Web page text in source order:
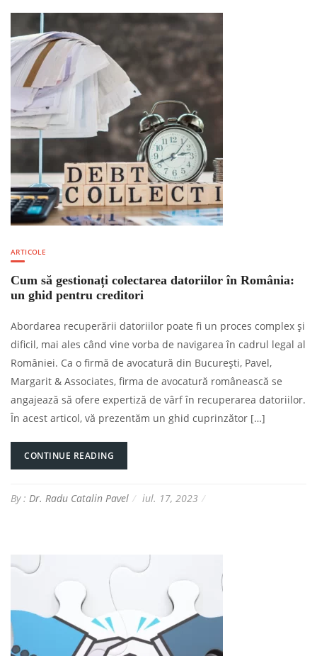
ARTICOLE
Cum să gestionați colectarea datoriilor în România:
un ghid pentru creditori
Abordarea recuperării datoriilor poate fi un proces complex și
dificil, mai ales când vine vorba de navigarea în cadrul legal al
României. Ca o firmă de avocatură din București, Pavel,
Margarit & Associates, firma de avocatură românească se
angajează să ofere expertiză de vârf în recuperarea datoriilor.
În acest articol, vă prezentăm un ghid cuprinzător […]
CONTINUE READING
By : Dr. Radu Catalin Pavel iul. 17, 2023